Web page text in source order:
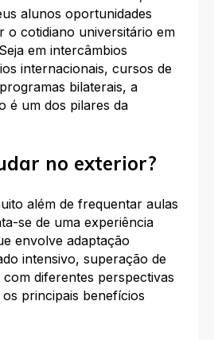
alunos oportunidades
o cotidiano universitário em
em intercâmbios
internacionais, cursos de
bilaterais, a
é um dos pilares da
no exterior?
além de frequentar aulas
se de uma experiência
envolve adaptação
intensivo, superação de
diferentes perspectivas
principais benefícios